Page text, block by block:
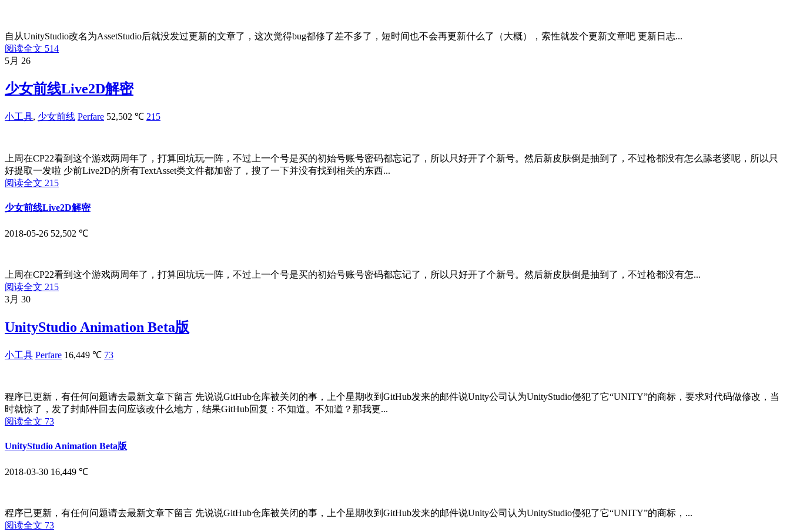
自从UnityStudio改名为AssetStudio后就没发过更新的文章了，这次觉得bug都修了差不多了，短时间也不会再更新什么了（大概），索性就发个更新文章吧 更新日志...
阅读全文 514
5月 26
少女前线Live2D解密
小工具, 少女前线 Perfare 52,502 ℃ 215
上周在CP22看到这个游戏两周年了，打算回坑玩一阵，不过上一个号是买的初始号账号密码都忘记了，所以只好开了个新号。然后新皮肤倒是抽到了，不过枪都没有怎么舔老婆呢，所以只
好提取一发啦 少前Live2D的所有TextAsset类文件都加密了，搜了一下并没有找到相关的东西...
阅读全文 215
少女前线Live2D解密
2018-05-26 52,502 ℃
上周在CP22看到这个游戏两周年了，打算回坑玩一阵，不过上一个号是买的初始号账号密码都忘记了，所以只好开了个新号。然后新皮肤倒是抽到了，不过枪都没有怎...
阅读全文 215
3月 30
UnityStudio Animation Beta版
小工具 Perfare 16,449 ℃ 73
程序已更新，有任何问题请去最新文章下留言 先说说GitHub仓库被关闭的事，上个星期收到GitHub发来的邮件说Unity公司认为UnityStudio侵犯了它“UNITY”的商标，要求对代码做修改，当
时就惊了，发了封邮件回去问应该改什么地方，结果GitHub回复：不知道。不知道？那我更...
阅读全文 73
UnityStudio Animation Beta版
2018-03-30 16,449 ℃
程序已更新，有任何问题请去最新文章下留言 先说说GitHub仓库被关闭的事，上个星期收到GitHub发来的邮件说Unity公司认为UnityStudio侵犯了它“UNITY”的商标，...
阅读全文 73